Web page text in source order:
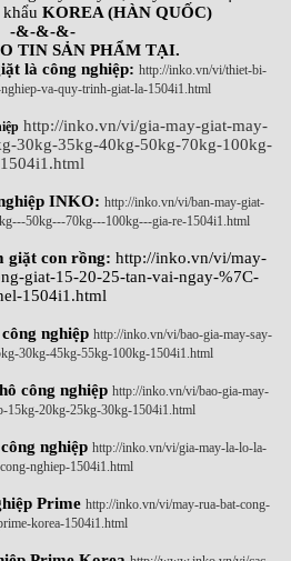
KOREA (HÀN QUỐC)
-&-&-&-
TIN SẢN PHẨM TẠI.
là công nghiệp: http://inko.vn/vi/thiet-bi-
va-quy-trinh-giat-la-1504i1.html
http://inko.vn/vi/gia-may-giat-may-
30kg-35kg-40kg-50kg-70kg-100kg-
1504i1.html
INKO: http://inko.vn/vi/ban-may-giat-
50kg---70kg---100kg---gia-re-1504i1.html
giặt con rồng: http://inko.vn/vi/may-
giat-15-20-25-tan-vai-ngay-%7C-
1504i1.html
nghiệp http://inko.vn/vi/bao-gia-may-say-
30kg-45kg-55kg-100kg-1504i1.html
công nghiệp http://inko.vn/vi/bao-gia-may-
15kg-20kg-25kg-30kg-1504i1.html
nghiệp http://inko.vn/vi/gia-may-la-lo-la-
nghiep-1504i1.html
Prime http://inko.vn/vi/may-rua-bat-cong-
korea-1504i1.html